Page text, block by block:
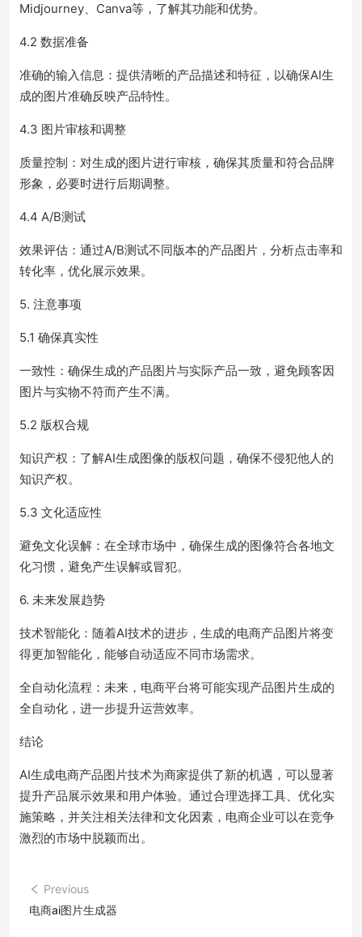
Midjourney、Canva等，了解其功能和优势。
4.2 数据准备
准确的输入信息：提供清晰的产品描述和特征，以确保AI生
成的图片准确反映产品特性。
4.3 图片审核和调整
质量控制：对生成的图片进行审核，确保其质量和符合品牌
形象，必要时进行后期调整。
4.4 A/B测试
效果评估：通过A/B测试不同版本的产品图片，分析点击率和
转化率，优化展示效果。
5. 注意事项
5.1 确保真实性
一致性：确保生成的产品图片与实际产品一致，避免顾客因
图片与实物不符而产生不满。
5.2 版权合规
知识产权：了解AI生成图像的版权问题，确保不侵犯他人的
知识产权。
5.3 文化适应性
避免文化误解：在全球市场中，确保生成的图像符合各地文
化习惯，避免产生误解或冒犯。
6. 未来发展趋势
技术智能化：随着AI技术的进步，生成的电商产品图片将变
得更加智能化，能够自动适应不同市场需求。
全自动化流程：未来，电商平台将可能实现产品图片生成的
全自动化，进一步提升运营效率。
结论
AI生成电商产品图片技术为商家提供了新的机遇，可以显著
提升产品展示效果和用户体验。通过合理选择工具、优化实
施策略，并关注相关法律和文化因素，电商企业可以在竞争
激烈的市场中脱颖而出。
Previous
电商ai图片生成器